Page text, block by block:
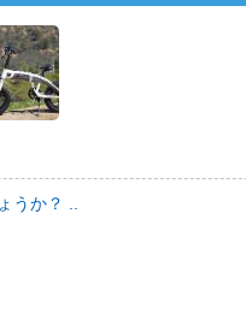
うか？ ..